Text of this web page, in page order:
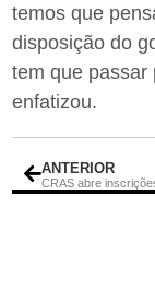
temos que
disposição do
tem que passar
enfatizou.
ANTERIOR